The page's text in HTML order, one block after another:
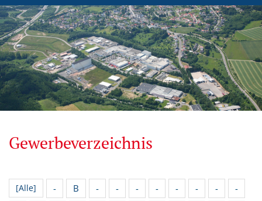
Gewerbeverzeichnis
[Alle] - B - - - - - - -
-